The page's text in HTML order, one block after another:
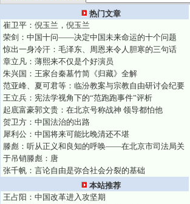
热门文章
崔卫平：倪玉兰，倪玉兰
荣剑：中国十问——决定中国未来命运的十个问题
惊出一身冷汗：毛泽东、周恩来令人胆寒的三句话
章立凡：薄熙来不仅是个好演员
朱兴国：王家台秦墓竹简《归藏》全解
范亚峰、夏可君等：临汾教案与宗教自由研讨会纪要
王立兵：宪法学视角下的“范跑跑事件”评析
起底富豪郭文贵：在北京号称战神 领导都怕他
贺卫方：中国法治的出路
犀利公：中国将来可能比晚清还不堪
滕彪：听从正义和良知的呼唤——在北京市司法局关
于吊销滕彪：唐
张千帆：言论自由是弥合社会分裂的基础
本站推荐
王占阳：中国改革进入攻坚期